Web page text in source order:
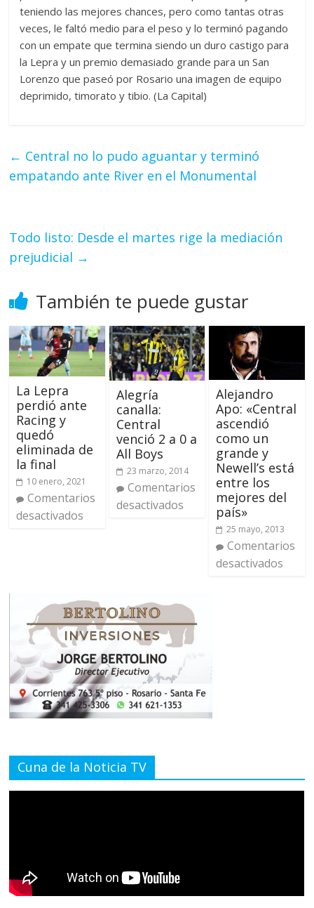
teniendo las mejores chances, pero como tantas otras
veces, le faltó medio para el peso y lo terminó pagando
con un empate que termina siendo un duro castigo para
la Lepra y un premio demasiado grande para un San
Lorenzo que paseó por Rosario una imagen de equipo
deprimido, timorato y tibio. (La Capital)
← Central no lo pudo aguantar y terminó
empatando ante River en el Monumental
Todo listo: Desde el martes rige la mediación
prejudicial →
También te puede gustar
La Lepra
perdió ante
Racing y
quedó
eliminada de
la final
10 enero, 2021
Comentarios
desactivados
Alegría
canalla:
Central
venció 2 a 0 a
All Boys
23 marzo, 2014
Comentarios
desactivados
Alejandro
Apo: «Central
ascendió
como un
grande y
Newell’s está
entre los
mejores del
país»
25 mayo, 2013
Comentarios
desactivados
Cuna de la Noticia TV